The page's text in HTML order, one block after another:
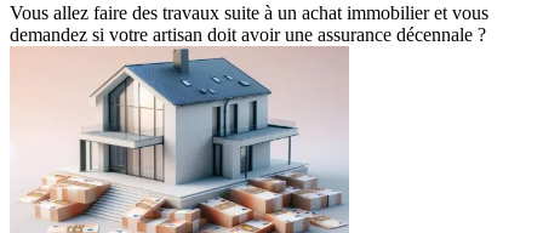
Vous allez faire des travaux suite à un achat immobilier et vous
demandez si votre artisan doit avoir une assurance décennale ?